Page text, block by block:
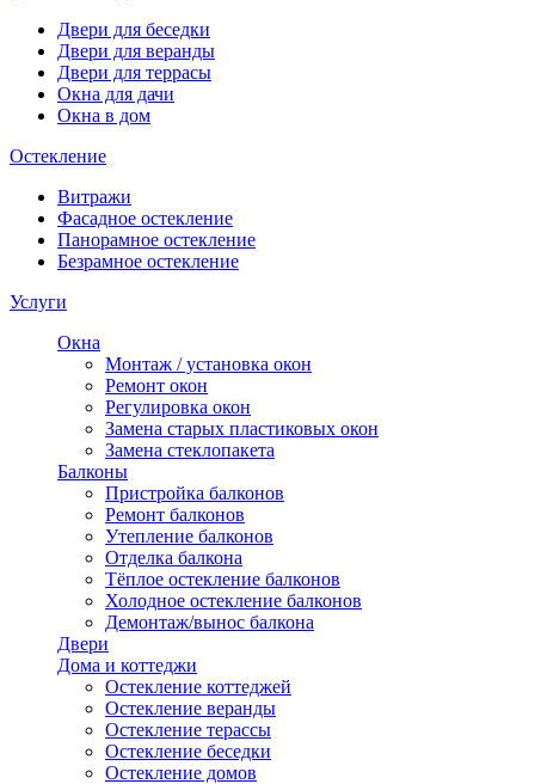
Двери для беседки
Двери для веранды
Двери для террасы
Окна для дачи
Окна в дом
Остекление
Витражи
Фасадное остекление
Панорамное остекление
Безрамное остекление
Услуги
Окна
Монтаж / установка окон
Ремонт окон
Регулировка окон
Замена старых пластиковых окон
Замена стеклопакета
Балконы
Пристройка балконов
Ремонт балконов
Утепление балконов
Отделка балкона
Тёплое остекление балконов
Холодное остекление балконов
Демонтаж/вынос балкона
Двери
Дома и коттеджи
Остекление коттеджей
Остекление веранды
Остекление терассы
Остекление беседки
Остекление домов